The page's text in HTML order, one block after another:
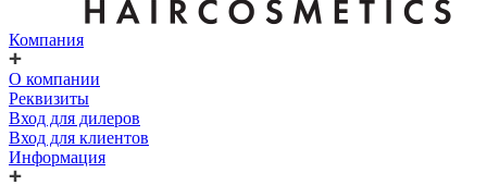
Компания
О компании
Реквизиты
Вход для дилеров
Вход для клиентов
Информация